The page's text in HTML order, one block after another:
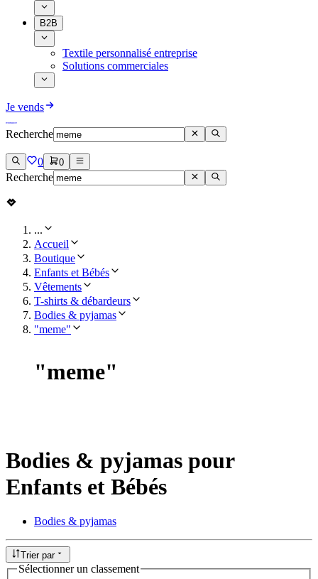
B2B
Textile personnalisé entreprise
Solutions commerciales
Je vends
Recherche
0 0
Recherche
...
Accueil
Boutique
Enfants et Bébés
Vêtements
T-shirts & débardeurs
Bodies & pyjamas
"meme"
"meme"
Bodies & pyjamas pour
Enfants et Bébés
Bodies & pyjamas
Trier par
Sélectionner un classement